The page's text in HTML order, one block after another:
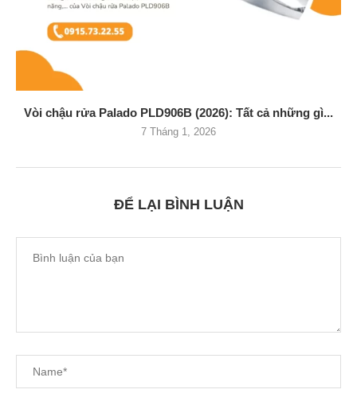
Vòi chậu rửa Palado PLD906B (2026): Tất cả những gì...
7 Tháng 1, 2026
ĐỂ LẠI BÌNH LUẬN